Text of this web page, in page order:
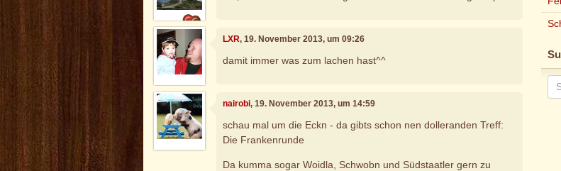
LXR, 19. November 2013, um 09:26
damit immer was zum lachen hast^^
nairobi, 19. November 2013, um 14:59
schau mal um die Eckn - da gibts schon nen dolleranden Treff:
Die Frankenrunde
Da kumma sogar Woidla, Schwobn und Südstaatler gern zu